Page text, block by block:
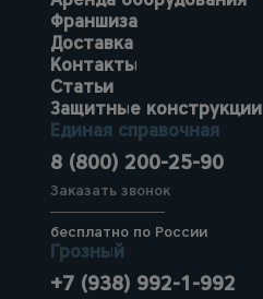
Франшиза
Доставка
Контакты
Статьи
Защитные конструкции
Единая справочная
8 (800) 200-25-90
Заказать звонок
бесплатно по России
Грозный
+7 (938) 992-1-992